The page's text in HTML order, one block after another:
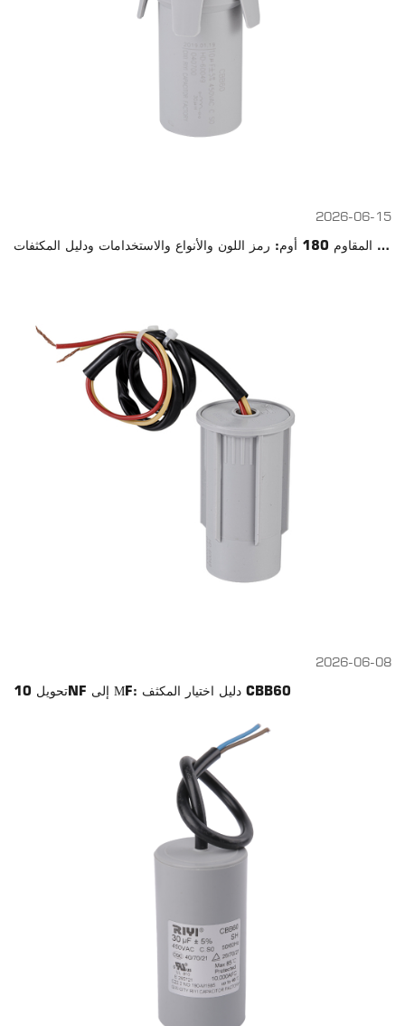
2026-06-15
المقاوم 180 أوم: رمز اللون والأنواع والاستخدامات ودليل المكثفات CBB60
2026-06-08
تحويل 10NF إلى ΜF: دليل اختيار المكثف CBB60